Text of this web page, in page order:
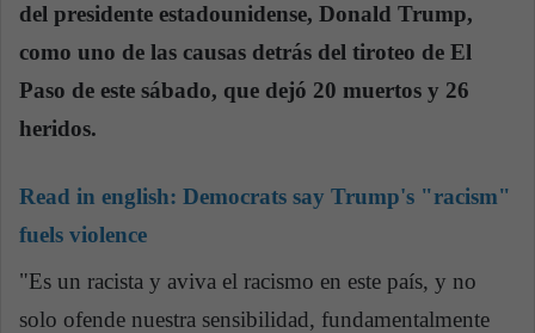
del presidente estadounidense, Donald Trump,
como uno de las causas detrás del tiroteo de El
Paso de este sábado, que dejó 20 muertos y 26
heridos.
Read in english: Democrats say Trump's "racism"
fuels violence
"Es un racista y aviva el racismo en este país, y no
solo ofende nuestra sensibilidad, fundamentalmente